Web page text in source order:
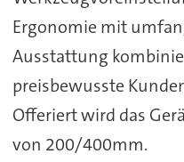
Ergonomie mit
Ausstattung
preisbewusste
Offeriert wird das
von 200/400mm.